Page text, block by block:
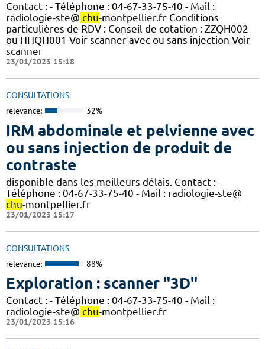
Contact : - Téléphone : 04-67-33-75-40 - Mail :
radiologie-ste@ chu-montpellier.fr Conditions
particulières de RDV : Conseil de cotation : ZZQH002
ou HHQH001 Voir scanner avec ou sans injection Voir
scanner
23/01/2023 15:18
CONSULTATIONS
relevance: 32%
IRM abdominale et pelvienne avec
ou sans injection de produit de
contraste
disponible dans les meilleurs délais. Contact : -
Téléphone : 04-67-33-75-40 - Mail : radiologie-ste@
chu-montpellier.fr
23/01/2023 15:17
CONSULTATIONS
relevance: 88%
Exploration : scanner "3D"
Contact : - Téléphone : 04-67-33-75-40 - Mail :
radiologie-ste@ chu-montpellier.fr
23/01/2023 15:16